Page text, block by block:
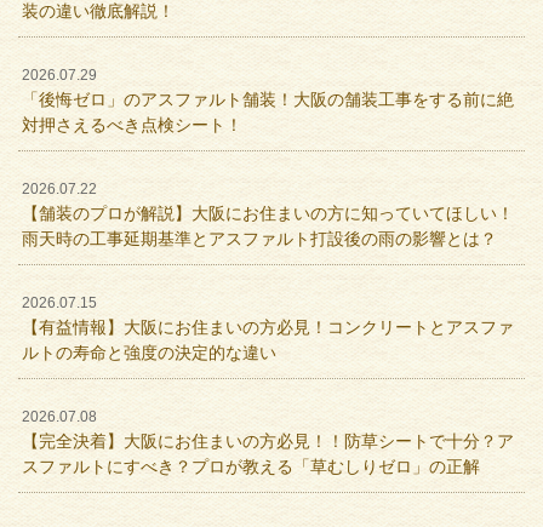
装の違い徹底解説！
2026.07.29
「後悔ゼロ」のアスファルト舗装！大阪の舗装工事をする前に絶
対押さえるべき点検シート！
2026.07.22
【舗装のプロが解説】大阪にお住まいの方に知っていてほしい！
雨天時の工事延期基準とアスファルト打設後の雨の影響とは？
2026.07.15
【有益情報】大阪にお住まいの方必見！コンクリートとアスファ
ルトの寿命と強度の決定的な違い
2026.07.08
【完全決着】大阪にお住まいの方必見！！防草シートで十分？ア
スファルトにすべき？プロが教える「草むしりゼロ」の正解